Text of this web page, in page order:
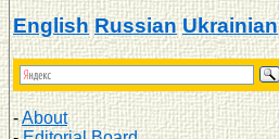
English Russian Ukrainian
-About